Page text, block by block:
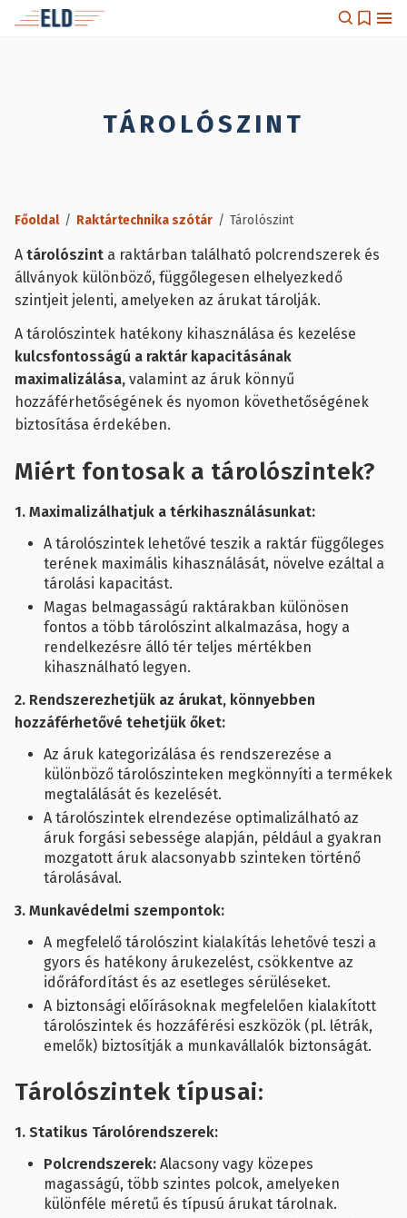
TÁROLÓSZINT
Főoldal / Raktártechnika szótár / Tárolószint
A tárolószint a raktárban található polcrendszerek és
állványok különböző, függőlegesen elhelyezkedő
szintjeit jelenti, amelyeken az árukat tárolják.
A tárolószintek hatékony kihasználása és kezelése
kulcsfontosságú a raktár kapacitásának
maximalizálása, valamint az áruk könnyű
hozzáférhetőségének és nyomon követhetőségének
biztosítása érdekében.
Miért fontosak a tárolószintek?
1. Maximalizálhatjuk a térkihasználásunkat:
A tárolószintek lehetővé teszik a raktár függőleges
terének maximális kihasználását, növelve ezáltal a
tárolási kapacitást.
Magas belmagasságú raktárakban különösen
fontos a több tárolószint alkalmazása, hogy a
rendelkezésre álló tér teljes mértékben
kihasználható legyen.
2. Rendszerezhetjük az árukat, könnyebben
hozzáférhetővé tehetjük őket:
Az áruk kategorizálása és rendszerezése a
különböző tárolószinteken megkönnyíti a termékek
megtalálását és kezelését.
A tárolószintek elrendezése optimalizálható az
áruk forgási sebessége alapján, például a gyakran
mozgatott áruk alacsonyabb szinteken történő
tárolásával.
3. Munkavédelmi szempontok:
A megfelelő tárolószint kialakítás lehetővé teszi a
gyors és hatékony árukezelést, csökkentve az
időráfordítást és az esetleges sérüléseket.
A biztonsági előírásoknak megfelelően kialakított
tárolószintek és hozzáférési eszközök (pl. létrák,
emelők) biztosítják a munkavállalók biztonságát.
Tárolószintek típusai:
1. Statikus Tárolórendszerek:
Polcrendszerek: Alacsony vagy közepes
magasságú, több szintes polcok, amelyeken
különféle méretű és típusú árukat tárolnak.